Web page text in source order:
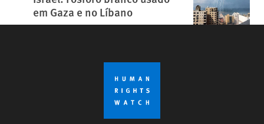
em Gaza e no Líbano